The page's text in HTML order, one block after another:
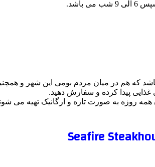
که هم در میان مردم بومی این شهر و
غذایی پیدا کرده و سفارش دهید.
همه روزه به صورت تازه و ارگانیک تهیه می